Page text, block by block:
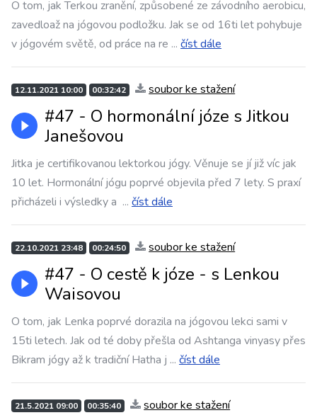
O tom, jak Terkou zranění, způsobené ze závodního aerobicu,
zavedloaž na jógovou podložku. Jak se od 16ti let pohybuje
v jógovém světě, od práce na re ... číst dále
12.11.2021 10:00 00:32:42 soubor ke stažení
#47 - O hormonální józe s Jitkou
Janešovou
Jitka je certifikovanou lektorkou jógy. Věnuje se jí již víc jak
10 let. Hormonální jógu poprvé objevila před 7 lety. S praxí
přicházeli i výsledky a ... číst dále
22.10.2021 23:48 00:24:50 soubor ke stažení
#47 - O cestě k józe - s Lenkou
Waisovou
O tom, jak Lenka poprvé dorazila na jógovou lekci sami v
15ti letech. Jak od té doby přešla od Ashtanga vinyasy přes
Bikram jógy až k tradiční Hatha j ... číst dále
21.5.2021 09:00 00:35:40 soubor ke stažení